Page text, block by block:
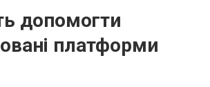
допомогти
платформи